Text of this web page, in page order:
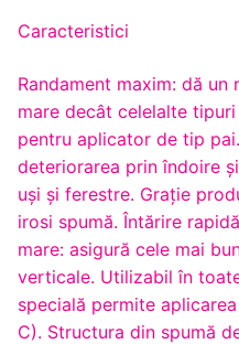
Caracteristici
Randament maxim: dă un
mare decât celelalte
pentru aplicator de tip
deteriorarea prin îndoire
uşi şi ferestre. Graţie
irosi spumă. Întărire
mare: asigură cele mai
verticale. Utilizabil în
specială permite
C). Structura din spumă